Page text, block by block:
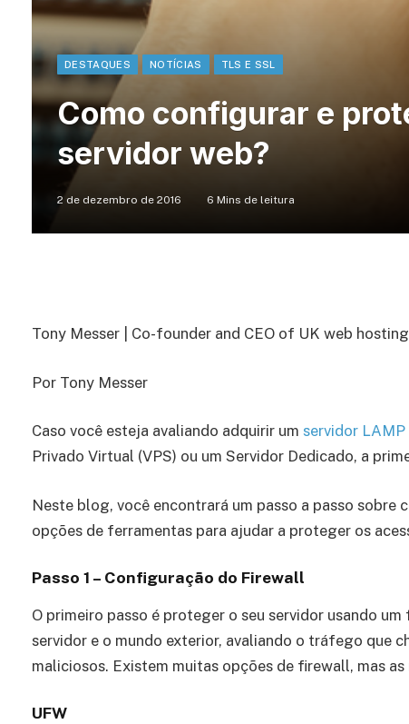
DESTAQUES NOTÍCIAS TLS E SSL
Como configurar e
servidor web?
2 de dezembro de 2016 6 Mins de leitura
Tony Messer | Co-founder and CEO of UK web
Por Tony Messer
Caso você esteja avaliando adquirir um servidor LAMP
Privado Virtual (VPS) ou um Servidor Dedicado, a
Neste blog, você encontrará um passo a passo
opções de ferramentas para ajudar a proteger os
Passo 1 – Configuração do Firewall
O primeiro passo é proteger o seu servidor usando
servidor e o mundo exterior, avaliando o tráfego que
maliciosos. Existem muitas opções de firewall, mas as
UFW